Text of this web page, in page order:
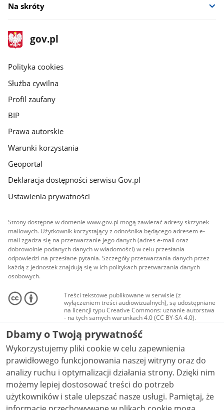
Na skróty
stopka
gov.pl
Strona
gov.pl
gov.pl
Polityka cookies
Służba cywilna
Profil zaufany
BIP
Prawa autorskie
Warunki korzystania
Geoportal
Deklaracja dostępności serwisu Gov.pl
Ustawienia prywatności
Strony dostępne w domenie www.gov.pl mogą zawierać adresy skrzynek
mailowych. Użytkownik korzystający z odnośnika będącego adresem e-
mail zgadza się na przetwarzanie jego danych (adres e-mail oraz
dobrowolnie podanych danych w wiadomości) w celu przesłania
odpowiedzi na przesłane pytania. Szczegóły przetwarzania danych przez
każdą z jednostek znajdują się w ich politykach przetwarzania danych
osobowych.
Treści tekstowe publikowane w serwisie (z
wyłączeniem treści audiowizualnych), są udostępniane
na licencji typu Creative Commons: uznanie autorstwa
- na tych samych warunkach 4.0 (CC BY-SA 4.0).
Materiały audiowizualne, w tym zdjęcia, materiały
audio i wideo, są udostępniane na licencji typu
Creative Commons: uznanie autorstwa użycie
niekomercyjne - bez utworów zależnych 4.0 (CC BY-
NC-ND 4.0), o ile nie jest to stwierdzone inaczej.
Dbamy o Twoją prywatność
Wykorzystujemy pliki cookie w celu zapewnienia
prawidłowego funkcjonowania naszej witryny oraz do
analizy ruchu i optymalizacji działania strony. Dzięki nim
możemy lepiej dostosować treści do potrzeb
użytkowników i stale ulepszać nasze usługi. Pamiętaj, że